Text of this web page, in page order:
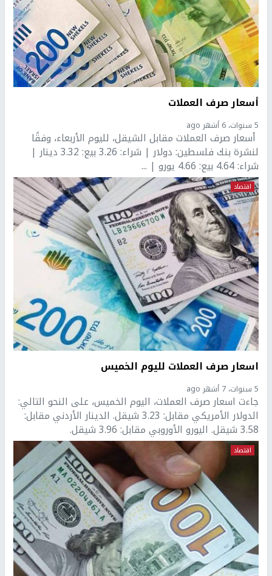
أسعار صرف العملات
5 سنوات، 6 أشهر ago
أسعار صرف العملات مقابل الشيقل، لليوم الأربعاء، وفقًا
لنشرة بنك فلسطين: دولار | شراء: 3.26 بيع: 3.32 دينار |
شراء: 4.64 بيع: 4.66 يورو | ...
اقتصاد
اسعار صرف العملات لليوم الخميس
5 سنوات، 7 أشهر ago
جاءت اسعار صرف العملات، اليوم الخميس، على النحو التالي:
الدولار الأمريكي مقابل: 3.23 شيقل. الدينار الأردني مقابل:
3.58 شيقل. اليورو الأوروبي مقابل: 3.96 شيقل.
اقتصاد